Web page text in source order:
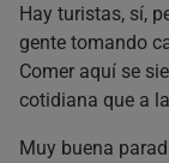
Hay turistas, sí,
gente tomando
Comer aquí se
cotidiana que a
Muy buena